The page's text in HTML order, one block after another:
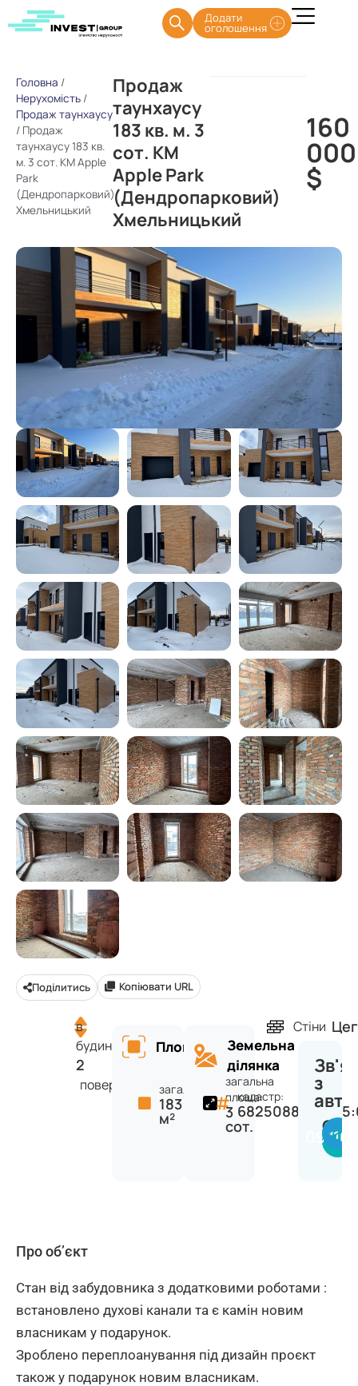
Додати
оголошення
Головна /
Нерухомість /
Продаж таунхаусу
/ Продаж
таунхаусу 183 кв.
м. 3 сот. КМ Apple
Park
(Дендропарковий)
Хмельницький
Продаж
таунхаусу
183 кв. м. 3
сот. КМ
Apple Park
(Дендропарковий)
Хмельницький
160
000
$
Поділитись Копіювати URL
в
будинку
2
поверхів
Площа
загальна:
183
м²
Земельна
ділянка
загальна
площа:
3
сот.
кадастр:
Стіни
з
Про об’єкт
Стан від забудовника з додатковими роботами :
встановлено духові канали та є камін новим
власникам у подарунок.
Зроблено переплоанування під дизайн проєкт
також у подарунок новим власникам.